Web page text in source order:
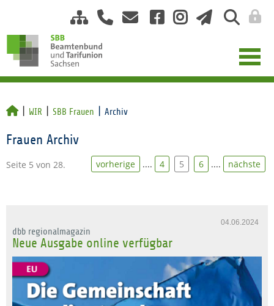
WIR SBB Frauen Archiv
Frauen Archiv
Seite 5 von 28. vorherige .... 4 5 6 .... nächste
04.06.2024
dbb regionalmagazin
Neue Ausgabe online verfügbar